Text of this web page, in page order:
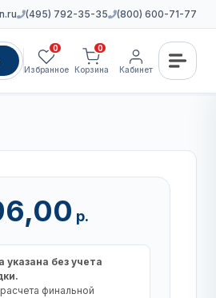
(495) 792-35-35 (800) 600-71-77
0
Избранное
0
Корзина Кабинет
р.
указана без учета
финальной